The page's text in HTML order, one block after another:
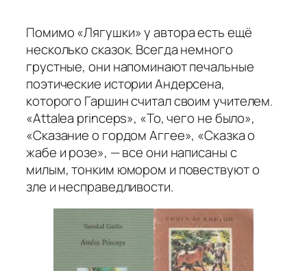
Помимо «Лягушки» у автора есть ещё
несколько сказок. Всегда немного
грустные, они напоминают печальные
поэтические истории Андерсена,
которого Гаршин считал своим учителем.
«Attalea princeps», «То, чего не было»,
«Сказание о гордом Аггее», «Сказка о
жабе и розе», — все они написаны с
милым, тонким юмором и повествуют о
зле и несправедливости.